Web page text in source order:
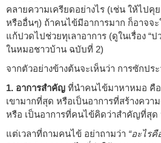
คลายความเครียดอย่างไร (เช่น ให้ไปคุ
หรืออื่นๆ) ถ้าคนไข้มีอาการมาก ก็อาจจ
แก้ปวดไปช่วยทุเลาอาการ (ดูในเรื่อง “
ในหมอชาวบ้าน ฉบับที่ 2)
จากตัวอย่างข้างต้นจะเห็นว่า การซักปร
1. อาการสำคัญ ที่นำคนไข้มาหาหมอ คื
เขามากที่สุด หรือเป็นอาการที่สร้างคว
หรือ เป็นอาการที่คนไข้คิดว่าสำคัญที่สุด
แต่เวลาที่ถามคนไข้ อย่าถามว่า “อะไร